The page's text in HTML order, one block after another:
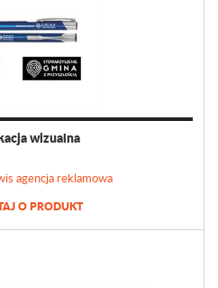
wizualna
agencja reklamowa
O PRODUKT